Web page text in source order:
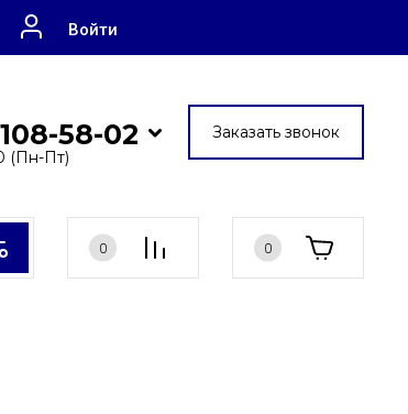
Войти
58-02
(Пн-Пт)
Заказать звонок
0 0